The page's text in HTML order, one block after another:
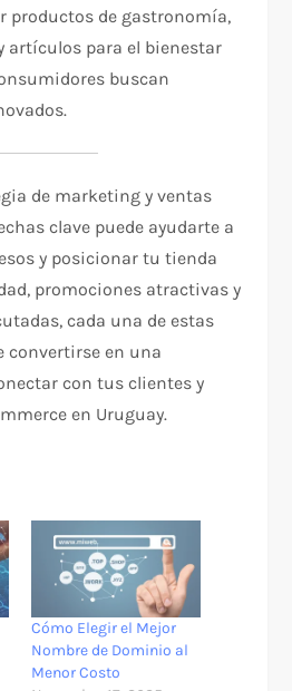
productos de gastronomía,
artículos para el bienestar
buscan
de marketing y ventas
clave puede ayudarte a
y posicionar tu tienda
promociones atractivas y
cada una de estas
convertirse en una
con tus clientes y
en Uruguay.
Cómo Elegir el Mejor
Nombre de Dominio al
Menor Costo